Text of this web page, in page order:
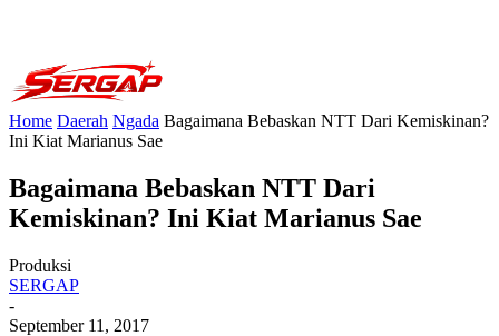
Home Daerah Ngada Bagaimana Bebaskan NTT Dari Kemiskinan?
Ini Kiat Marianus Sae
Bagaimana Bebaskan NTT Dari
Kemiskinan? Ini Kiat Marianus Sae
Produksi
SERGAP
-
September 11, 2017